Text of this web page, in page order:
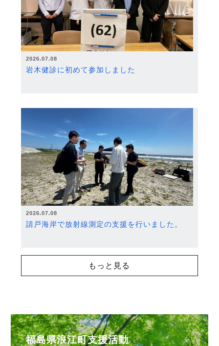
2026.07.08
岩木健診に初めて参加しました
2026.07.08
請戸海岸で放射線測定の支援を行いました。
もっと見る
福島県浪江町支援活動